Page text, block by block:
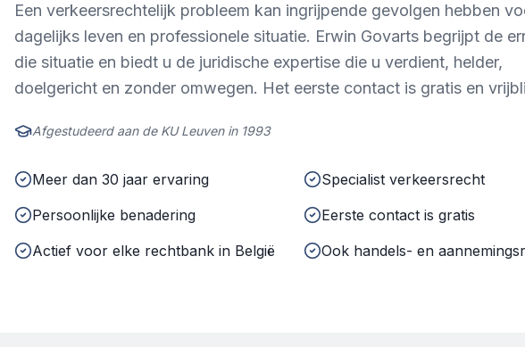
Een verkeersrechtelijk probleem kan ingrijpende gevolgen hebben
dagelijks leven en professionele situatie. Erwin Govarts begrijpt de
die situatie en biedt u de juridische expertise die u verdient, helder,
doelgericht en zonder omwegen. Het eerste contact is gratis en
Afgestudeerd aan de KU Leuven in 1993
Meer dan 30 jaar ervaring
Specialist verkeersrecht
Persoonlijke benadering
Eerste contact is gratis
Actief voor elke rechtbank in België
Ook handels- en